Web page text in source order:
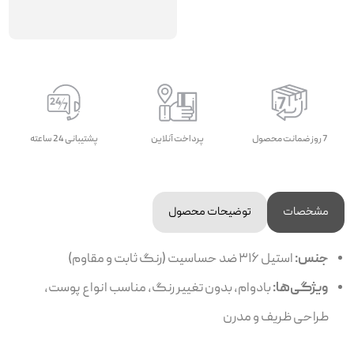
7 روز ضمانت محصول پرداخت آنلاین پشتیبانی 24 ساعته
مشخصات توضیحات محصول
جنس:استیل ۳۱۶ ضد حساسیت (رنگ ثابت و مقاوم)
ویژگی‌ها:بادوام، بدون تغییر رنگ، مناسب انواع پوست،
طراحی ظریف و مدرن